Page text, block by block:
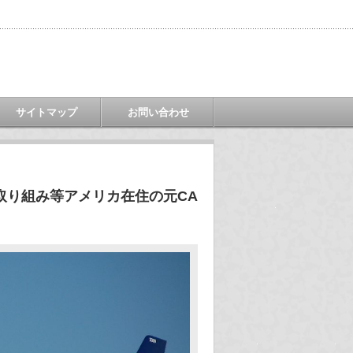
サイトマップ お問い合わせ
り組み等アメリカ在住の元CA